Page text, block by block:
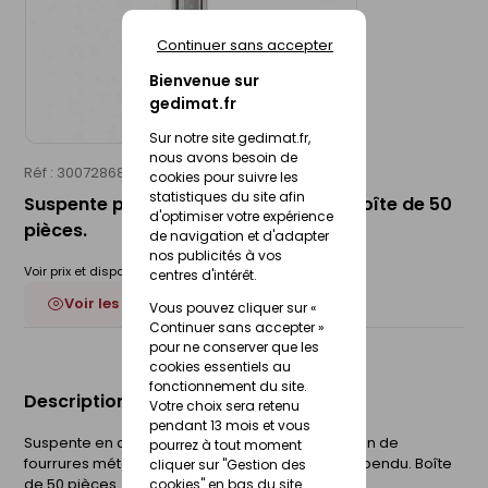
Bienvenue sur
gedimat.fr
Sur notre site gedimat.fr,
nous avons besoin de
cookies pour suivre les
statistiques du site afin
d'optimiser votre expérience
de navigation et d'adapter
nos publicités à vos
centres d'intérêt.
Vous pouvez cliquer sur «
Continuer sans accepter »
pour ne conserver que les
cookies essentiels au
fonctionnement du site.
Votre choix sera retenu
pendant 13 mois et vous
pourrez à tout moment
cliquer sur "Gestion des
cookies" en bas du site
Continuer sans accepter
Réf : 30072868 LIM
Suspente pour fourrure 47 - 50cm - boîte de 50
pièces.
Voir prix et disponibilité en magasin
Voir les 9 déclinaisons
Description du produit
Suspente en acier galvanisé destinée à la fixation de
fourrures métalliques type F47 pour plafond suspendu. Boîte